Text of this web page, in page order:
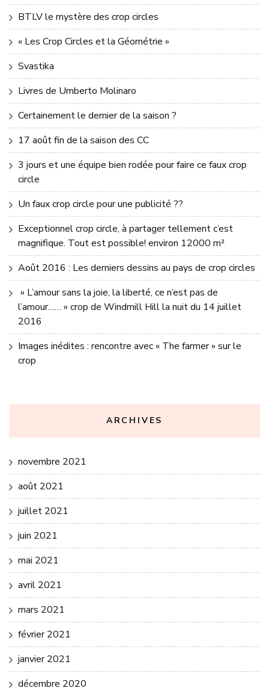
BTLV le mystère des crop circles
« Les Crop Circles et la Géométrie »
Svastika
Livres de Umberto Molinaro
Certainement le dernier de la saison ?
17 août fin de la saison des CC
3 jours et une équipe bien rodée pour faire ce faux crop
circle
Un faux crop circle pour une publicité ??
Exceptionnel crop circle, à partager tellement c’est
magnifique. Tout est possible! environ 12000 m²
Août 2016 : Les derniers dessins au pays de crop circles
» L’amour sans la joie, la liberté, ce n’est pas de
l’amour…… » crop de Windmill Hill la nuit du 14 juillet
2016
Images inédites : rencontre avec « The farmer » sur le
crop
ARCHIVES
novembre 2021
août 2021
juillet 2021
juin 2021
mai 2021
avril 2021
mars 2021
février 2021
janvier 2021
décembre 2020